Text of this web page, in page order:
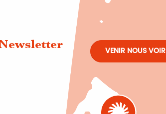
VENIR NOUS VOIR